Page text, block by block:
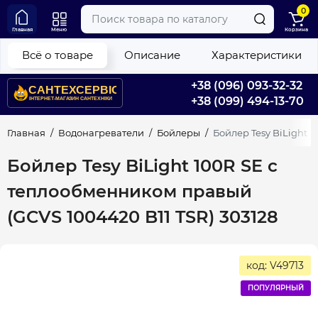
+38 (096) 093-32-32
+38 (099) 494-13-70
Главная Меню
0
Корзина
Главная Водонагреватели Бойлеры Бойлер Tesy BiLight
Бойлер Tesy BiLight 100R SE с
теплообменником правый
(GCVS 1004420 B11 TSR) 303128
Всё о товаре Описание Характеристики
код: V49713
ПОПУЛЯРНЫЙ